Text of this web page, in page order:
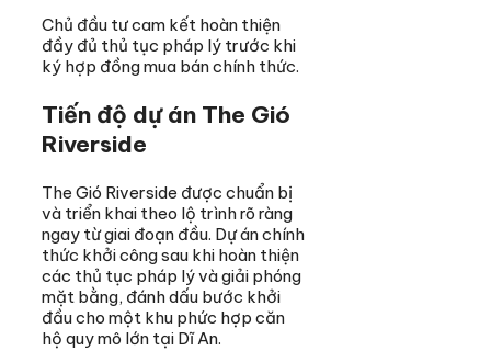
Chủ đầu tư cam kết hoàn thiện
đầy đủ thủ tục pháp lý trước khi
ký hợp đồng mua bán chính thức.
Tiến độ dự án The Gió
Riverside
The Gió Riverside được chuẩn bị
và triển khai theo lộ trình rõ ràng
ngay từ giai đoạn đầu. Dự án chính
thức khởi công sau khi hoàn thiện
các thủ tục pháp lý và giải phóng
mặt bằng, đánh dấu bước khởi
đầu cho một khu phức hợp căn
hộ quy mô lớn tại Dĩ An.